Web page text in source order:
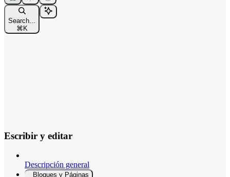
Search...
⌘ K
Escribir y editar
Descripción general
Bloques y Páginas